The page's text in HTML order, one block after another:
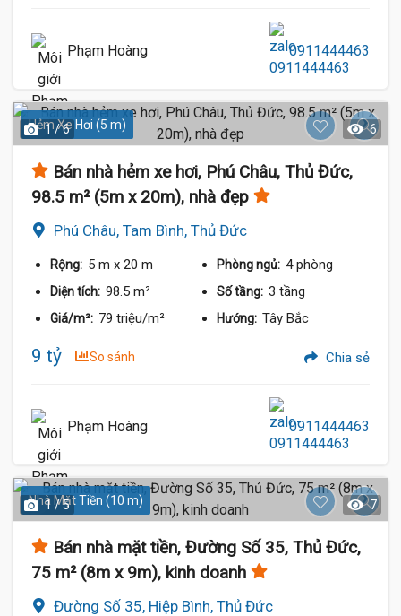
Phạm Hoàng 0911444463
Hẻm Xe Hơi (5 m)
1 / 6 6
Bán nhà hẻm xe hơi, Phú Châu, Thủ Đức,
98.5 m² (5m x 20m), nhà đẹp
Phú Châu, Tam Bình, Thủ Đức
Rộng: 5 m x 20 m Phòng ngủ: 4 phòng
Diện tích: 98.5 m² Số tầng: 3 tầng
Giá/m²: 79 triệu/m² Hướng: Tây Bắc
9 tỷ So sánh Chia sẻ
Phạm Hoàng 0911444463
Nhà Mặt Tiền (10 m)
1 / 5 7
Bán nhà mặt tiền, Đường Số 35, Thủ Đức,
75 m² (8m x 9m), kinh doanh
Đường Số 35, Hiệp Bình, Thủ Đức